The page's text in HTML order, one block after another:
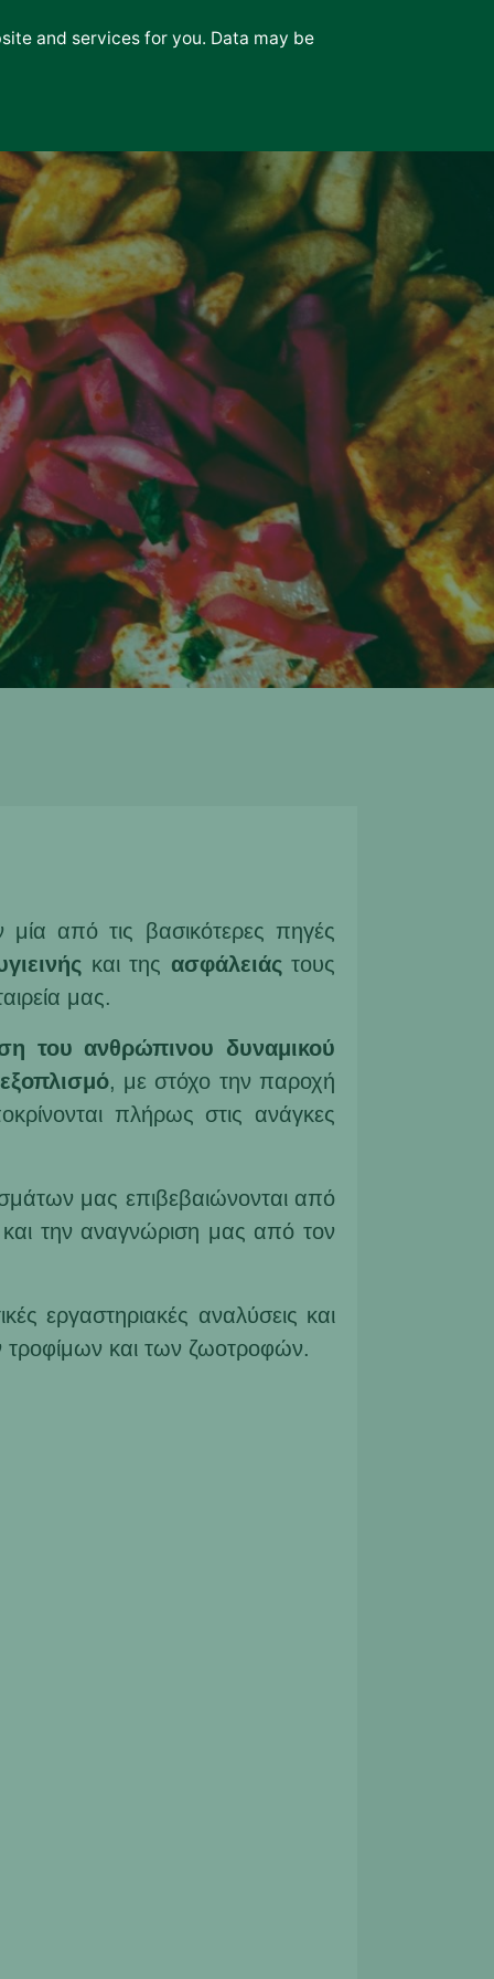
από τις βασικότερες πηγές
και της ασφάλειάςτους
μας.
του ανθρώπινου δυναμικού
, με στόχο την παροχή
πλήρως στις ανάγκες
μας επιβεβαιώνονται από
την αναγνώριση μας από τον
εργαστηριακές αναλύσεις και
και των ζωοτροφών.
and services for you. Data may be